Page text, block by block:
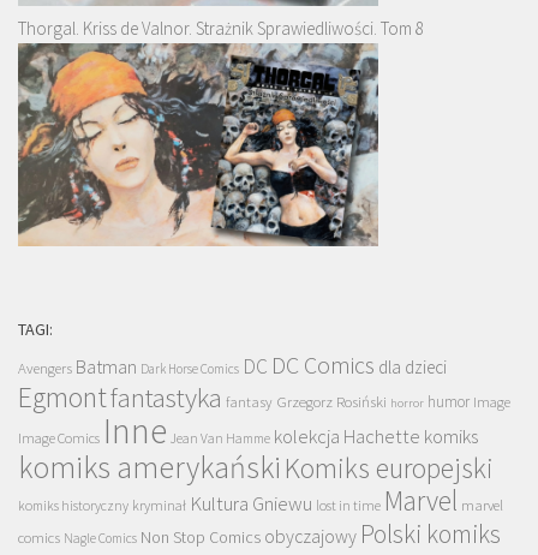
Thorgal. Kriss de Valnor. Strażnik Sprawiedliwości. Tom 8
TAGI:
Avengers Batman Dark Horse Comics DC DC Comics dla dzieci
Egmontfantastyka fantasy Grzegorz Rosiński horror humor Image
Image Comics Inne Jean Van Hamme kolekcja Hachette komiks
komiks amerykański Komiks europejski
komiks historyczny kryminał Kultura Gniewu lost in time Marvel marvel
comics Nagle Comics Non Stop Comics obyczajowy Polski komiks